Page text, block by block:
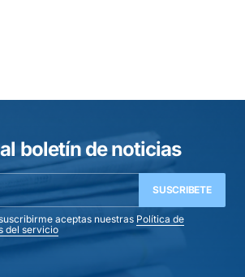
boletín de noticias
SUSCRIBETE
aceptas nuestras Política de
del servicio